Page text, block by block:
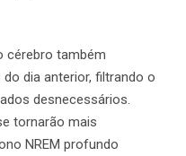
cérebro também
dia anterior, filtrando o
desnecessários.
tornarão mais
NREM profundo